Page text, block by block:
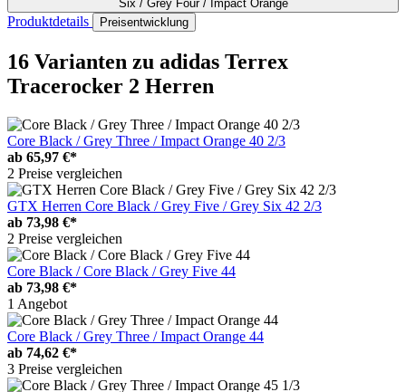
Six / Grey Four / Impact Orange
Produktdetails Preisentwicklung
16 Varianten zu adidas Terrex
Tracerocker 2 Herren
Core Black / Grey Three / Impact Orange 40 2/3
ab 65,97 €*
2 Preise vergleichen
GTX Herren Core Black / Grey Five / Grey Six 42 2/3
ab 73,98 €*
2 Preise vergleichen
Core Black / Core Black / Grey Five 44
ab 73,98 €*
1 Angebot
Core Black / Grey Three / Impact Orange 44
ab 74,62 €*
3 Preise vergleichen